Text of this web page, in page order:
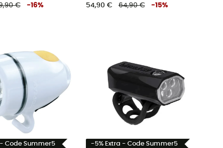
€ -16% 54,90 € 64,90 € -15%
Code Summer5 -5% Extra - Code Summer5